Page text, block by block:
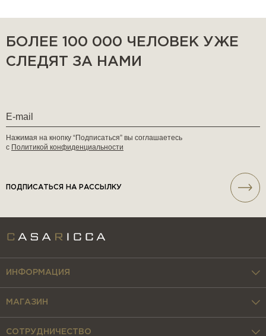
БОЛЕЕ 100 000 ЧЕЛОВЕК УЖЕ
СЛЕДЯТ ЗА НАМИ
Нажимая на кнопку “Подписаться” вы соглашаетесь
с Политикой конфиденциальности
ПОДПИСАТЬСЯ НА РАССЫЛКУ
ИНФОРМАЦИЯ
МАГАЗИН
СОТРУДНИЧЕСТВО